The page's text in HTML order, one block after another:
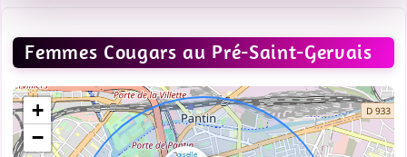
Femmes Cougars au Pré-Saint-Gervais
+
−